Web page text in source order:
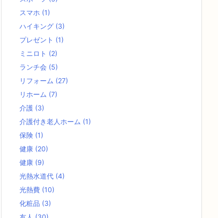
スマホ (1)
ハイキング (3)
プレゼント (1)
ミニロト (2)
ランチ会 (5)
リフォーム (27)
リホーム (7)
介護 (3)
介護付き老人ホーム (1)
保険 (1)
健康 (20)
健康 (9)
光熱水道代 (4)
光熱費 (10)
化粧品 (3)